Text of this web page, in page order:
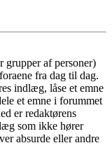
grupper af personer)
fra dag til dag.
indlæg, låse et emne
et emne i forummet
er redaktørens
som ikke hører
absurde eller andre